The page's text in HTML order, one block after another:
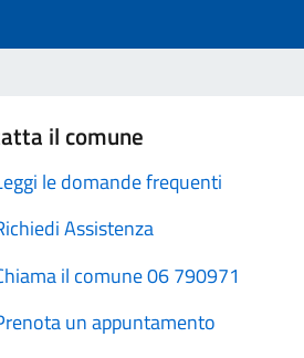
il comune
le domande frequenti
Assistenza
il comune 06 790971
un appuntamento